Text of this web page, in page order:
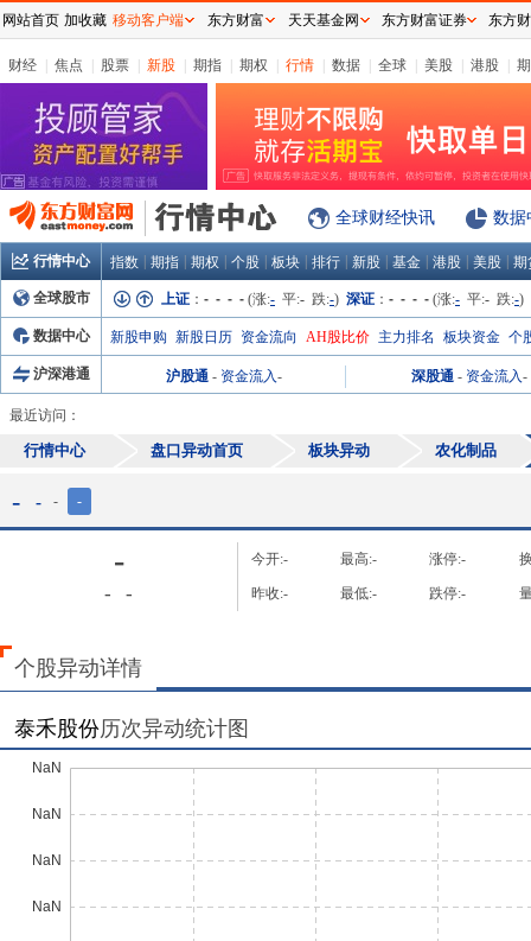
财经 焦点 股票 新股 期指 期权 行情 数据 全球 美股 港股
全球财经快讯 数据
行情中心 指数 期指 期权 个股 板块 排行 新股 基金 港股 美股 期
全球股市 上证 ： - - - - (涨:- 平:- 跌:-) 深证 ： - - - - (涨:- 平:- 跌:-)
数据中心 新股申购 新股日历 资金流向 AH股比价 主力排名 板块资金 个
沪深港通 沪股通 - 资金流入- 深股通 - 资金流入-
最近访问：
行情中心 盘口异动首页 板块异动 农化制品
- - - -
-
- -
今开:- 最高:- 涨停:-
昨收:- 最低:- 跌停:-
个股异动详情
泰禾股份历次异动统计图
网站首页 加收藏 移动客户端 东方财富 天天基金网 东方财富证券 东方